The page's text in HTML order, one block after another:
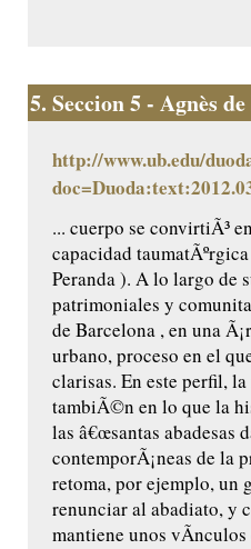
5. Seccion 5 - Agnès
http://www.ub.edu/
... cuerpo se convirtiÃ³ en
capacidad
Peranda ). A lo largo de
patrimoniales y
de Barcelona , en una
urbano, proceso en el
clarisas. En este perfil,
tambiÃ©n en lo que la
las â€œsantas abadesas
contemporÃ¡neas de la
retoma, por ejemplo, un
renunciar al abadiato, y
mantiene unos vÃ­nculos